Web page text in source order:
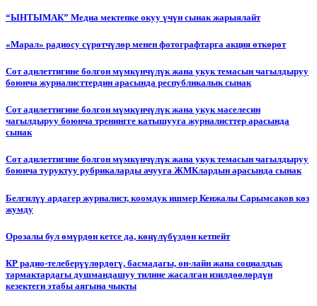
“ЫНТЫМАК” Медиа мектепке окуу үчүн сынак жарыялайт
«Марал» радиосу сүрөтчүлөр менен фотографтарга акция өткөрөт
Сот адилеттигине болгон мүмкүнчүлүк жана укук темасын чагылдыруу
боюнча журналисттердин арасында республикалык сынак
Сот адилеттигине болгон мүмкүнчүлүк жана укук маселесин
чагылдыруу боюнча тренингге катышууга журналисттер арасында
сынак
Сот адилеттигине болгон мүмкүнчүлүк жана укук темасын чагылдыруу
боюнча туруктуу рубрикаларды ачууга ЖМКлардын арасында сынак
Белгилүү ардагер журналист, коомдук ишмер Кенжалы Сарымсаков көз
жумду
Орозалы бул өмүрдөн кетсе да, көңүлүбүздөн кетпейт
КР радио-телеберүүлөрдөгү, басмадагы, он-лайн жана социалдык
тармактардагы душмандашуу тилине жасалган изилдөөлөрдүн
кезектеги этабы аягына чыкты